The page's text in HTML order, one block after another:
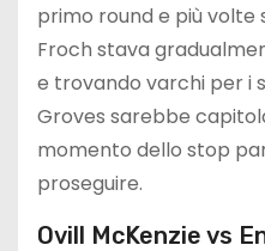
primo round e più volte
Froch stava
e trovando varchi per i
Groves sarebbe
momento dello stop
proseguire.
Ovill McKenzie vs